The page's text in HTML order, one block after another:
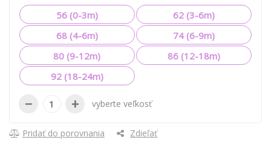
56 (0-3m)
62 (3-6m)
68 (4-6m)
74 (6-9m)
80 (9-12m)
86 (12-18m)
92 (18-24m)
− + vyberte veľkosť
Pridať do porovnania Zdieľať